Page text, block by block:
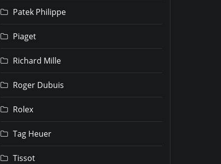
Patek Philippe
Piaget
Richard Mille
Roger Dubuis
Rolex
Tag Heuer
Tissot